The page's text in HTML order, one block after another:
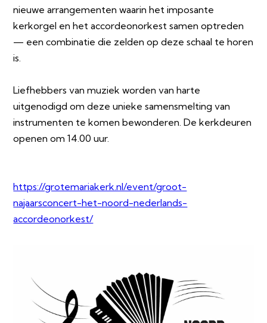
nieuwe arrangementen waarin het imposante
kerkorgel en het accordeonorkest samen optreden
— een combinatie die zelden op deze schaal te horen
is.
Liefhebbers van muziek worden van harte
uitgenodigd om deze unieke samensmelting van
instrumenten te komen bewonderen. De kerkdeuren
openen om 14.00 uur.
https://grotemariakerk.nl/event/groot-
najaarsconcert-het-noord-nederlands-
accordeonorkest/